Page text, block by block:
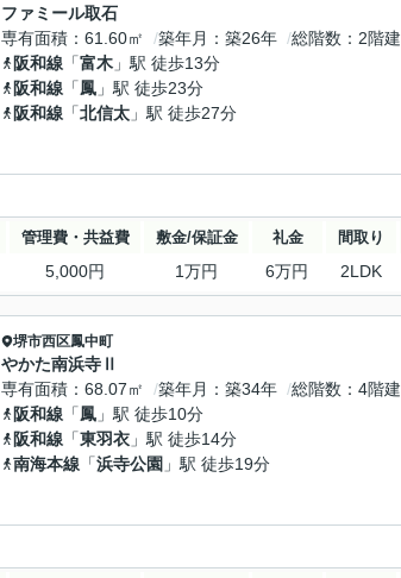
ファミール取石
専有面積
61.60㎡ 築年月 築26年 総階数 2階建
阪和線 「富木 」駅 徒歩13分
阪和線 「鳳 」駅 徒歩23分
阪和線 「北信太 」駅 徒歩27分
管理費・共益費 敷金/保証金 礼金 間取り
5,000円 1万円 6万円 2LDK
堺市西区鳳中町
やかた南浜寺Ⅱ
専有面積
68.07㎡ 築年月 築34年 総階数 4階建
阪和線 「鳳 」駅 徒歩10分
阪和線 「東羽衣 」駅 徒歩14分
南海本線 「浜寺公園 」駅 徒歩19分